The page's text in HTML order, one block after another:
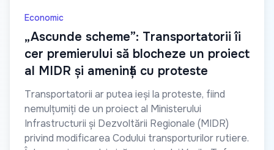
Economic
„Ascunde scheme”: Transportatorii îi
cer premierului să blocheze un proiect
al MIDR și amenință cu proteste
Transportatorii ar putea ieși la proteste, fiind
nemulțumiți de un proiect al Ministerului
Infrastructurii și Dezvoltării Regionale (MIDR)
privind modificarea Codului transporturilor rutiere.